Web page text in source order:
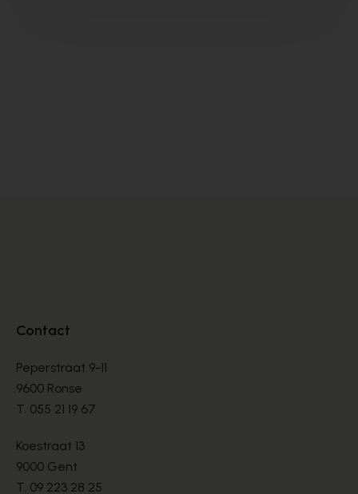
Contact
Peperstraat 9-11
9600 Ronse
T. 055 21 19 67
Koestraat 13
9000 Gent
T. 09 223 28 25